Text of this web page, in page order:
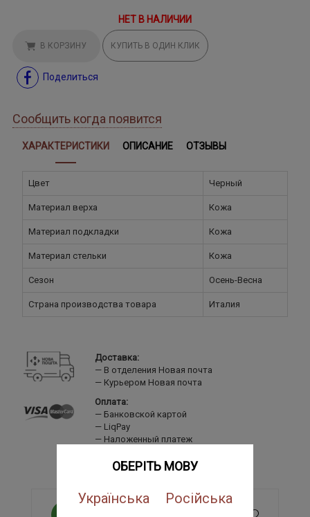
ОБЕРІТЬ МОВУ
Українська Російська
НЕТ В НАЛИЧИИ
В КОРЗИНУ КУПИТЬ В ОДИН КЛИК
Поделиться
Сообщить когда появится
ХАРАКТЕРИСТИКИ ОПИСАНИЕ ОТЗЫВЫ
Цвет Черный
Материал верха Кожа
Материал подкладки Кожа
Материал стельки Кожа
Сезон Осень-Весна
Страна производства товара Италия
Доставка:
В отделения Новая почта
Курьером Новая почта
Оплата:
Банковской картой
LiqPay
Наложенный платеж
ПОХОЖИЕ ТОВАРЫ